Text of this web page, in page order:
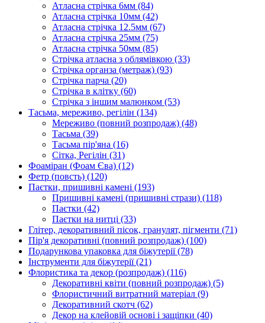
Атласна стрічка 6мм (84)
Атласна стрічка 10мм (42)
Атласна стрічка 12.5мм (67)
Атласна стрічка 25мм (75)
Атласна стрічка 50мм (85)
Стрічка атласна з облямівкою (33)
Стрічка органза (метраж) (93)
Стрічка парча (20)
Стрічка в клітку (60)
Стрічка з іншим малюнком (53)
Тасьма, мереживо, регілін (134)
Мереживо (повний розпродаж) (48)
Тасьма (39)
Тасьма пір'яна (16)
Сітка, Регілін (31)
Фоаміран (Фоам Єва) (12)
Фетр (повсть) (120)
Паєтки, пришивні камені (193)
Пришивні камені (пришивні стрази) (118)
Паєтки (42)
Паєтки на нитці (33)
Глітер, декоративний пісок, гранулят, пігменти (71)
Пір'я декоративні (повний розпродаж) (100)
Подарункова упаковка для біжутерії(78)
Інструменти для біжутерії(21)
Флористика та декор (розпродаж) (116)
Декоративні квіти (повний розпродаж) (5)
Флористичний витратний матеріал (9)
Декоративний скотч (62)
Декор на клейовій основі і защіпки (40)